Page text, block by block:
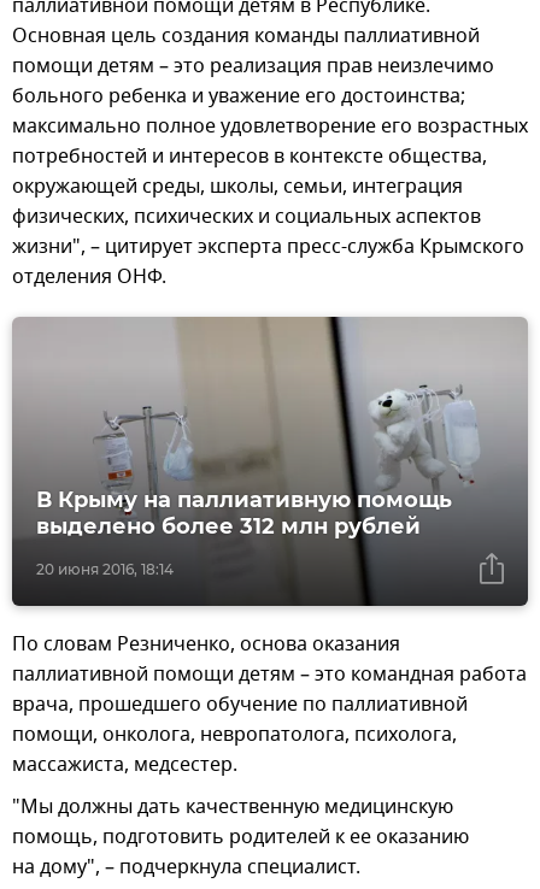
Основная цель создания команды паллиативной
помощи детям – это реализация прав неизлечимо
больного ребенка и уважение его достоинства;
максимально полное удовлетворение его возрастных
потребностей и интересов в контексте общества,
окружающей среды, школы, семьи, интеграция
физических, психических и социальных аспектов
жизни", – цитирует эксперта пресс-служба Крымского
отделения ОНФ.
20 июня 2016, 18:14
В Крыму на паллиативную помощь
выделено более 312 млн рублей
По словам Резниченко, основа оказания
паллиативной помощи детям – это командная работа
врача, прошедшего обучение по паллиативной
помощи, онколога, невропатолога, психолога,
массажиста, медсестер.
"Мы должны дать качественную медицинскую
помощь, подготовить родителей к ее оказанию
на дому", – подчеркнула специалист.